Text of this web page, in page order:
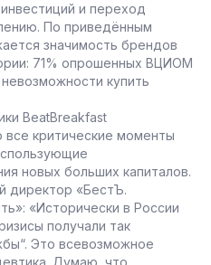
и переход
По приведённым
значимость брендов
71% опрошенных ВЦИОМ
купить
BeatBreakfast
все критические моменты
новых больших капиталов.
директор «БестЪ.
«Исторически в России
получали так
Это всевозможное